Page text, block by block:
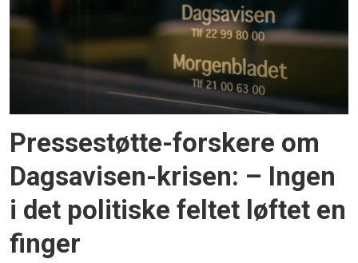
Pressestøtte-forskere om
Dagsavisen-krisen: – Ingen
i det politiske feltet løftet en
finger